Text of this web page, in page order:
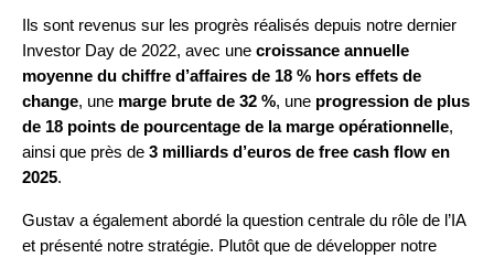
Ils sont revenus sur les progrès réalisés depuis notre dernier
Investor Day de 2022, avec une croissance annuelle
moyenne du chiffre d’affaires de 18 % hors effets de
change, une marge brute de 32 %, une progression de plus
de 18 points de pourcentage de la marge opérationnelle,
ainsi que près de 3 milliards d’euros de free cash flow en
2025.
Gustav a également abordé la question centrale du rôle de l’IA
et présenté notre stratégie. Plutôt que de développer notre